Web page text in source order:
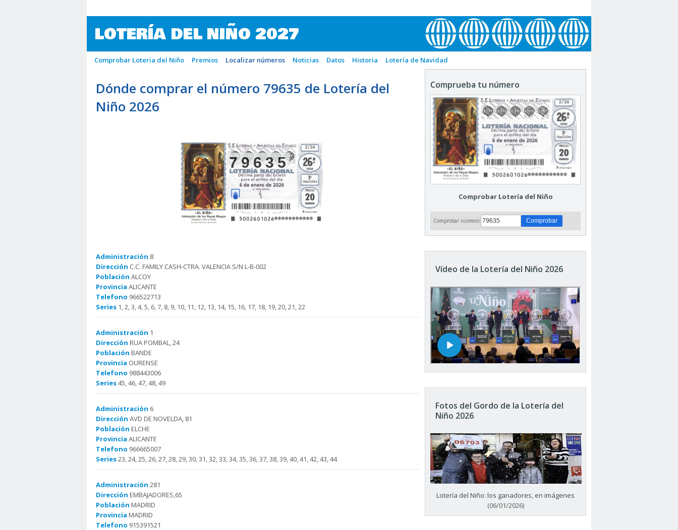
LOTERÍA DEL NIÑO 2027
Comprobar Loteria del Niño Premios Localizar números Noticias Datos Historia Lotería de Navidad
Dónde comprar el número 79635 de Lotería del
Niño 2026
79635
Administración 8
Dirección C.C. FAMILY CASH-CTRA. VALENCIA S/N L-B-002
Población ALCOY
Provincia ALICANTE
Telefono 966522713
Series 1, 2, 3, 4, 5, 6, 7, 8, 9, 10, 11, 12, 13, 14, 15, 16, 17, 18, 19, 20, 21, 22
Administración 1
Dirección RUA POMBAL, 24
Población BANDE
Provincia OURENSE
Telefono 988443006
Series45, 46, 47, 48, 49
Administración 6
Dirección AVD DE NOVELDA, 81
Población ELCHE
Provincia ALICANTE
Telefono 966665007
Series23, 24, 25, 26, 27, 28, 29, 30, 31, 32, 33, 34, 35, 36, 37, 38, 39, 40, 41, 42, 43, 44
Administración 281
Dirección EMBAJADORES,65
Población MADRID
Provincia MADRID
Telefono 915391521
Comprueba tu número
Comprobar Lotería del Niño
Comprobar número:
Vídeo de la Lotería del Niño 2026
Fotos del Gordo de la Lotería del
Niño 2026
Lotería del Niño: los ganadores, en imágenes
(06/01/2026)